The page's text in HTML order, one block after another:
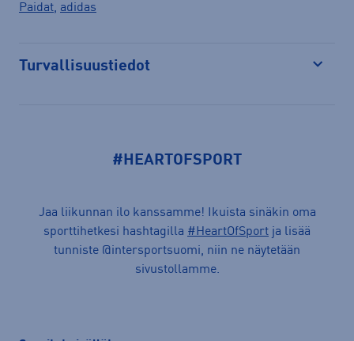
Paidat, adidas
Turvallisuustiedot
#HEARTOFSPORT
Jaa liikunnan ilo kanssamme! Ikuista sinäkin oma
sporttihetkesi hashtagilla #HeartOfSport ja lisää
tunniste @intersportsuomi, niin ne näytetään
sivustollamme.